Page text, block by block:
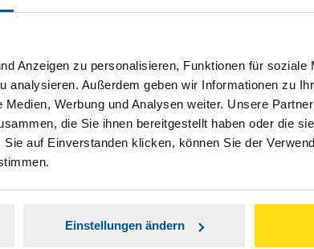
Anzeigen zu personalisieren, Funktionen für soziale
analysieren. Außerdem geben wir Informationen zu
Werbung und Analysen weiter. Unsere
die Sie ihnen bereitgestellt haben oder die
auf Einverstanden klicken, können Sie der
Einstellungen ändern
Geld